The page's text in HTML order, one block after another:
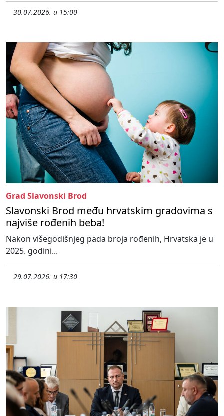
30.07.2026. u 15:00
Grad Slavonski Brod
Slavonski Brod među hrvatskim gradovima s
najviše rođenih beba!
Nakon višegodišnjeg pada broja rođenih, Hrvatska je u
2025. godini...
29.07.2026. u 17:30